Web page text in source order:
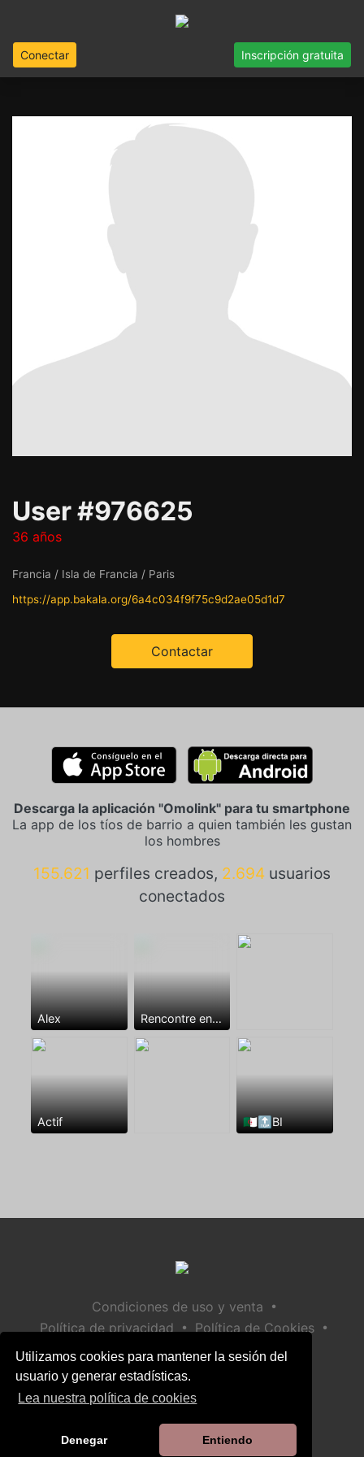
Utilizamos cookies para mantener la sesión del
usuario y generar estadísticas.
Lea nuestra política de cookies
Denegar Entiendo
Conectar Inscripción gratuita
User #976625
36 años
Francia / Isla de Francia / Paris
https://app.bakala.org/6a4c034f9f75c9d2ae05d1d7
Contactar
Descarga la aplicación "Omolink" para tu smartphone
La app de los tíos de barrio a quien también les gustan
los hombres
155.621 perfiles creados, 2.694 usuarios
conectados
Alex Rencontre entre mecs
Actif 🇩🇿🔝BI
Condiciones de uso y venta •
Política de privacidad • Política de Cookies •
Política de seguridad infantil
Ayuda / Contactar